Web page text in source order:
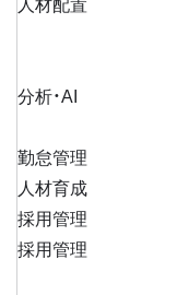
分析・AI
勤怠管理
人材育成
採用管理
採用管理